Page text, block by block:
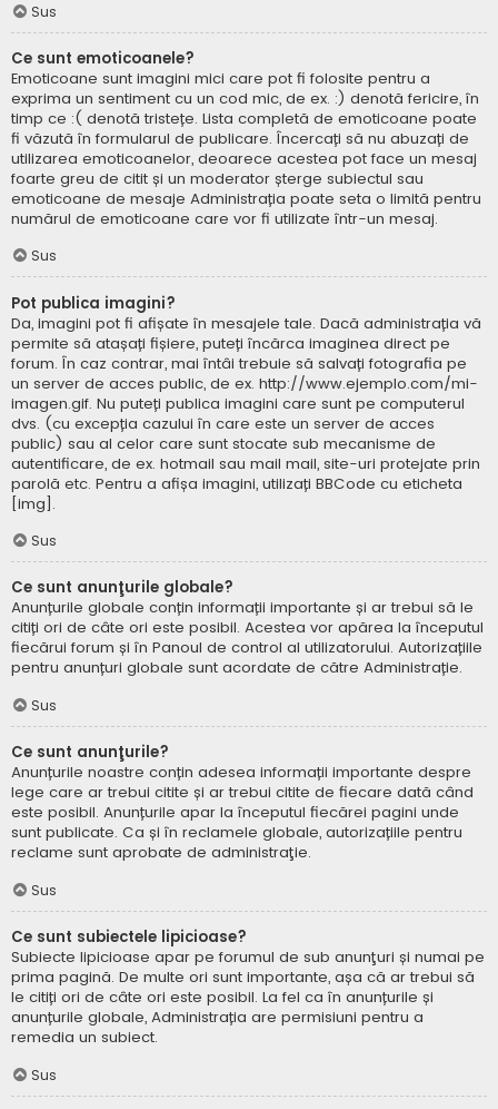
Sus
Ce sunt emoticoanele?
Emoticoane sunt imagini mici care pot fi folosite pentru a
exprima un sentiment cu un cod mic, de ex. :) denotă fericire, în
timp ce :( denotă tristețe. Lista completă de emoticoane poate
fi văzută în formularul de publicare. Încercați să nu abuzați de
utilizarea emoticoanelor, deoarece acestea pot face un mesaj
foarte greu de citit și un moderator șterge subiectul sau
emoticoane de mesaje Administrația poate seta o limită pentru
numărul de emoticoane care vor fi utilizate într-un mesaj.
Sus
Pot publica imagini?
Da, imagini pot fi afișate în mesajele tale. Dacă administrația vă
permite să atașați fișiere, puteți încărca imaginea direct pe
forum. În caz contrar, mai întâi trebuie să salvați fotografia pe
un server de acces public, de ex. http://www.ejemplo.com/mi-
imagen.gif. Nu puteți publica imagini care sunt pe computerul
dvs. (cu excepția cazului în care este un server de acces
public) sau al celor care sunt stocate sub mecanisme de
autentificare, de ex. hotmail sau mail mail, site-uri protejate prin
parolă etc. Pentru a afișa imagini, utilizați BBCode cu eticheta
[img].
Sus
Ce sunt anunţurile globale?
Anunțurile globale conțin informații importante și ar trebui să le
citiți ori de câte ori este posibil. Acestea vor apărea la începutul
fiecărui forum și în Panoul de control al utilizatorului. Autorizațiile
pentru anunțuri globale sunt acordate de către Administrație.
Sus
Ce sunt anunţurile?
Anunțurile noastre conțin adesea informații importante despre
lege care ar trebui citite și ar trebui citite de fiecare dată când
este posibil. Anunțurile apar la începutul fiecărei pagini unde
sunt publicate. Ca și în reclamele globale, autorizațiile pentru
reclame sunt aprobate de administraţie.
Sus
Ce sunt subiectele lipicioase?
Subiecte lipicioase apar pe forumul de sub anunţuri și numai pe
prima pagină. De multe ori sunt importante, așa că ar trebui să
le citiți ori de câte ori este posibil. La fel ca în anunțurile și
anunțurile globale, Administrația are permisiuni pentru a
remedia un subiect.
Sus